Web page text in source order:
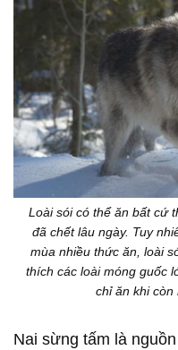
Loài sói có thể ăn bất cứ
đã chết lâu ngày. Tuy
mùa nhiều thức ăn, loài
thích các loài móng guốc
chỉ ăn khi còn
Nai sừng tấm là